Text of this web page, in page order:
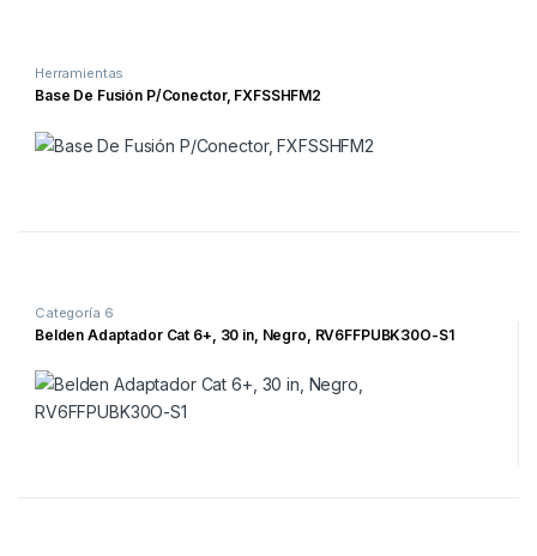
Herramientas
Base De Fusión P/Conector, FXFSSHFM2
Categoría 6
Belden Adaptador Cat 6+, 30 in, Negro, RV6FFPUBK30O-S1